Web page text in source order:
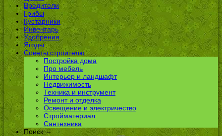
Вредители
Грибы
Кустарники
Инвентарь
Удобрения
Ягоды
Советы строителю
Постройка дома
Про мебель
Интерьер и ландшафт
Недвижимость
Техника и инструмент
Ремонт и отделка
Освещение и электричество
Стройматериал
Сантехника
Поиск →